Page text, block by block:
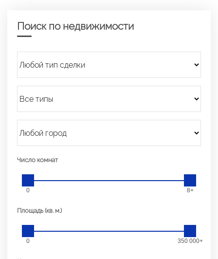
Поиск по недвижимости
Число комнат
0 8+
Площадь (кв. м.)
0 350 000+